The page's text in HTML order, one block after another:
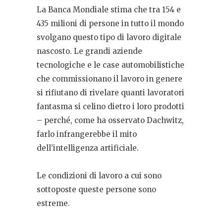
La Banca Mondiale stima che tra 154 e
435 milioni di persone in tutto il mondo
svolgano questo tipo di lavoro digitale
nascosto. Le grandi aziende
tecnologiche e le case automobilistiche
che commissionano il lavoro in genere
si rifiutano di rivelare quanti lavoratori
fantasma si celino dietro i loro prodotti
– perché, come ha osservato Dachwitz,
farlo infrangerebbe il mito
dell’intelligenza artificiale.
Le condizioni di lavoro a cui sono
sottoposte queste persone sono
estreme.